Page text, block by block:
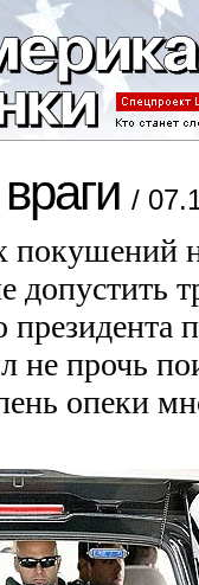
/
покушений
допустить
не прочь
опеки